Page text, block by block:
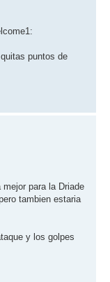
puntos de
para la Driade
tambien estaria
y los golpes